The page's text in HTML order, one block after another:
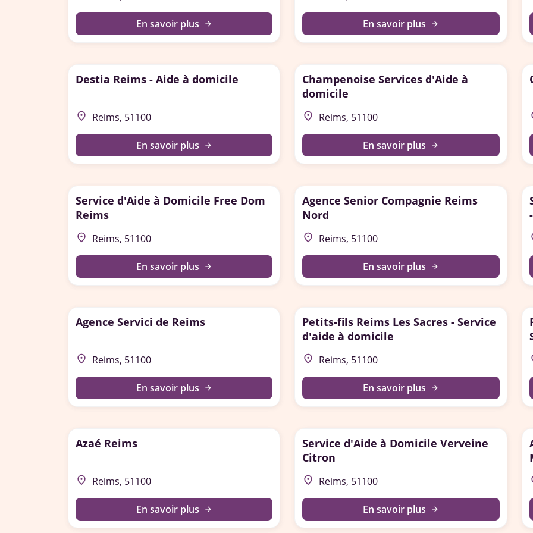
En savoir plus arrow_forward En savoir plus arrow_forward
Destia Reims - Aide à domicile
place Reims, 51100
En savoir plus arrow_forward
Champenoise Services d'Aide à
domicile
place Reims, 51100
En savoir plus arrow_forward
Service d'Aide à Domicile Free Dom
Reims
place Reims, 51100
En savoir plus arrow_forward
Agence Senior Compagnie Reims
Nord
place Reims, 51100
En savoir plus arrow_forward
Agence Servici de Reims
place Reims, 51100
En savoir plus arrow_forward
Petits-fils Reims Les Sacres - Service
d'aide à domicile
place Reims, 51100
En savoir plus arrow_forward
Azaé Reims
place Reims, 51100
En savoir plus arrow_forward
Service d'Aide à Domicile Verveine
Citron
place Reims, 51100
En savoir plus arrow_forward